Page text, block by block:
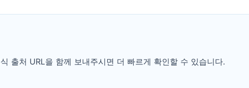
출처 URL을 함께 보내주시면 더 빠르게 확인할 수 있습니다.